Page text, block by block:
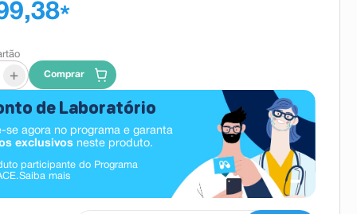
*
+ Comprar
de Laboratório
se agora no programa e garanta
exclusivos neste produto.
participante do Programa
Saiba mais